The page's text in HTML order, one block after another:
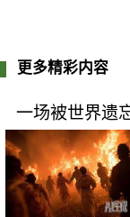
更多精彩内容
一场被世界遗